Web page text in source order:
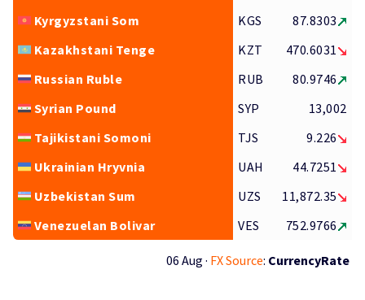
Kyrgyzstani Som
KGS
87.8303
Kazakhstani Tenge
KZT
470.6031
Russian Ruble
RUB
80.9746
Syrian Pound
SYP
13,002
Tajikistani Somoni
TJS
9.226
Ukrainian Hryvnia
UAH
44.7251
Uzbekistan Sum
UZS
11,872.35
Venezuelan Bolivar
VES 752.9766
06 Aug · FX Source: CurrencyRate